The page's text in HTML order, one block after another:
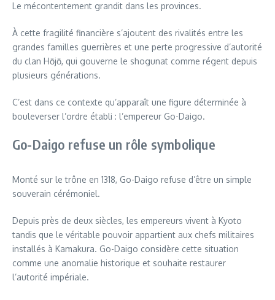
Le mécontentement grandit dans les provinces.
À cette fragilité financière s’ajoutent des rivalités entre les
grandes familles guerrières et une perte progressive d’autorité
du clan Hōjō, qui gouverne le shogunat comme régent depuis
plusieurs générations.
C’est dans ce contexte qu’apparaît une figure déterminée à
bouleverser l’ordre établi : l’empereur Go-Daigo.
Go-Daigo refuse un rôle symbolique
Monté sur le trône en 1318, Go-Daigo refuse d’être un simple
souverain cérémoniel.
Depuis près de deux siècles, les empereurs vivent à Kyoto
tandis que le véritable pouvoir appartient aux chefs militaires
installés à Kamakura. Go-Daigo considère cette situation
comme une anomalie historique et souhaite restaurer
l’autorité impériale.